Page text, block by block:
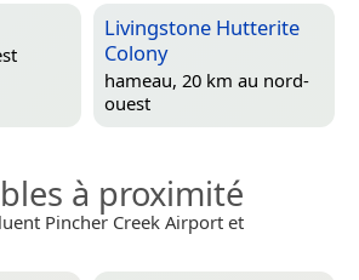
Livingstone Hutterite
Colony
hameau, 20 km au nord-
ouest
à proximité
Pincher Creek Airport et